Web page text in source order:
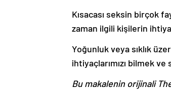
Kısacası seksin birçok
zaman ilgili kişilerin
Yoğunluk veya sıklık
ihtiyaçlarımızı bilmek ve
Bu makalenin orijinali